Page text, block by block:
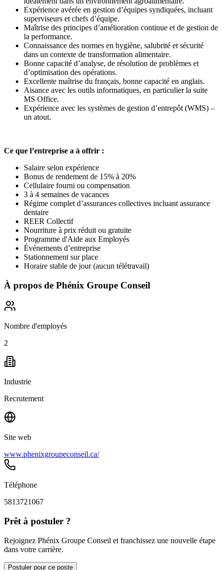
Expérience avérée en gestion d’équipes syndiquées, incluant
superviseurs et chefs d’équipe.
Maîtrise des principes d’amélioration continue et de gestion de
la performance.
Connaissance des normes en hygiène, salubrité et sécurité
dans un contexte de transformation alimentaire.
Bonne capacité d’analyse, de résolution de problèmes et
d’optimisation des opérations.
Excellente maîtrise du français, bonne capacité en anglais.
Aisance avec les outils informatiques, en particulier la suite
MS Office.
Expérience avec les systèmes de gestion d’entrepôt (WMS) –
un atout.
Ce que l’entreprise a à offrir :
Salaire selon expérience
Bonus de rendement de 15% à 20%
Cellulaire fourni ou compensation
3 à 4 semaines de vacances
Régime complet d’assurances collectives incluant assurance
dentaire
REER Collectif
Nourriture à prix réduit ou gratuite
Programme d'Aide aux Employés
Événements d’entreprise
Stationnement sur place
Horaire stable de jour (aucun télétravail)
À propos de Phénix Groupe Conseil
Nombre d'employés
2
Industrie
Recrutement
Site web
www.phenixgroupeconseil.ca/
Téléphone
5813721067
Prêt à postuler ?
Rejoignez Phénix Groupe Conseil et franchissez une nouvelle étape
dans votre carrière.
Postuler pour ce poste